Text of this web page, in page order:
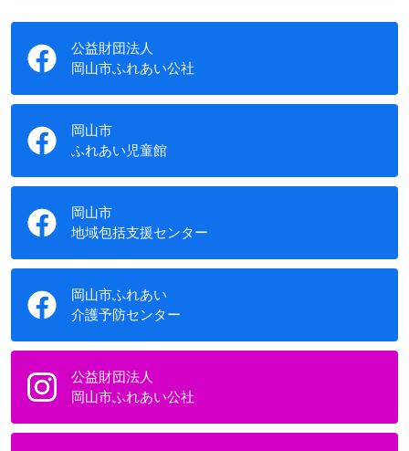
公益財団法人
岡山市ふれあい公社
岡山市
ふれあい児童館
岡山市
地域包括支援センター
岡山市ふれあい
介護予防センター
公益財団法人
岡山市ふれあい公社